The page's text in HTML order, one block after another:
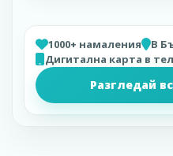
1000+ намаления
В
Дигитална карта в
Разгледай